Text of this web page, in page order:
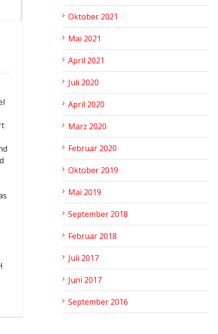
Oktober 2021
Mai 2021
April 2021
Juli 2020
April 2020
März 2020
Februar 2020
Oktober 2019
Mai 2019
September 2018
Februar 2018
Juli 2017
Juni 2017
September 2016